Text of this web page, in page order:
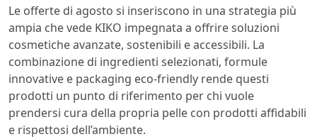
Le offerte di agosto si inseriscono in una strategia più
ampia che vede KIKO impegnata a offrire soluzioni
cosmetiche avanzate, sostenibili e accessibili. La
combinazione di ingredienti selezionati, formule
innovative e packaging eco-friendly rende questi
prodotti un punto di riferimento per chi vuole
prendersi cura della propria pelle con prodotti affidabili
e rispettosi dell’ambiente.